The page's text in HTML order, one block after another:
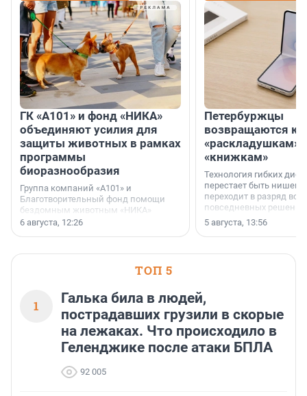
ГК «А101» и фонд «НИКА»
объединяют усилия для
защиты животных в рамках
программы
биоразнообразия
Группа компаний «А101» и
Благотворительный фонд помощи
бездомным животным «НИКА»
заключили соглашение о
6 августа, 12:26
Петербуржцы
возвращаются к
«раскладушкам»
«книжкам»
Технология гибких
перестает быть
переходит в разряд
повседневных
5 августа, 13:56
ТОП 5
1
Галька била в людей,
пострадавших грузили в скорые
на лежаках. Что происходило в
Геленджике после атаки БПЛА
92 005